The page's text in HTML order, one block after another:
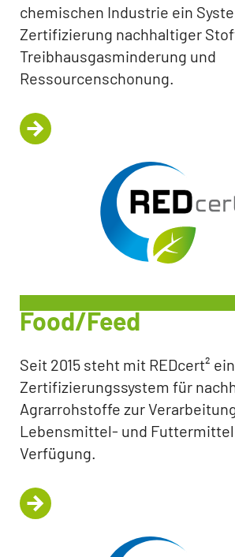
chemischen Industrie ein
Zertifizierung nachhaltiger
Treibhausgasminderung und
Ressourcenschonung.
Food/Feed
Seit 2015 steht mit REDcert² ein
Zertifizierungssystem für
Agrarrohstoffe zur
Lebensmittel- und
Verfügung.